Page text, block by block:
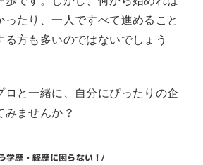
ったり、一人ですべて進めること
る方も多いのではないでしょう
ロと一緒に、自分にぴったりの企
ませんか？
学歴・経歴に困らない！/